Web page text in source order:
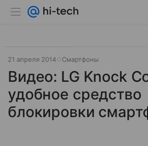
21 апреля 2014 Смартфоны
Видео: LG Knock
удобное средство
блокировки